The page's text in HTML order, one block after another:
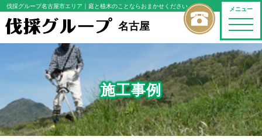
メニュー
toggle
伐採グループ名古屋市エリア ｜庭と植木のことならおまかせください
名古屋
施工事例